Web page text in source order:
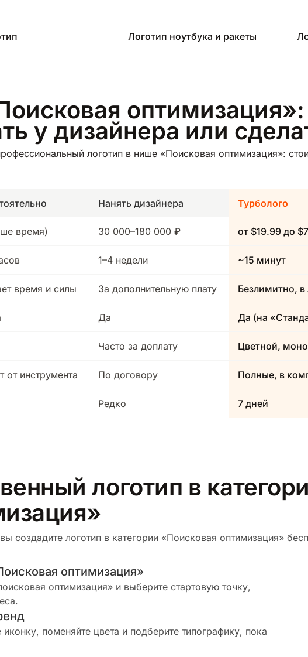
Логотип ноутбука и ракеты
оптимизация»:
у дизайнера или
логотип в нише «Поисковая оптимизация»:
Нанять дизайнера Турболого
время) 30 000–180 000 ₽ от $19.99 до
1–4 недели ~15 минут
время и силы За дополнительную плату Безлимитно,
Да Да (на
Часто за доплату Цветной,
от инструмента По договору Полные, в
Редко 7 дней
логотип в
вы создадите логотип в категории «Поисковая оптимизация»
оптимизация»
оптимизация» и выберите стартовую точку,
поменяйте цвета и подберите типографику, пока